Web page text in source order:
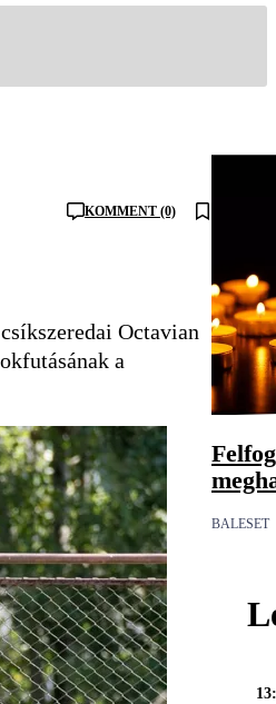
KOMMENT (0)
Octavian
a
BALESET